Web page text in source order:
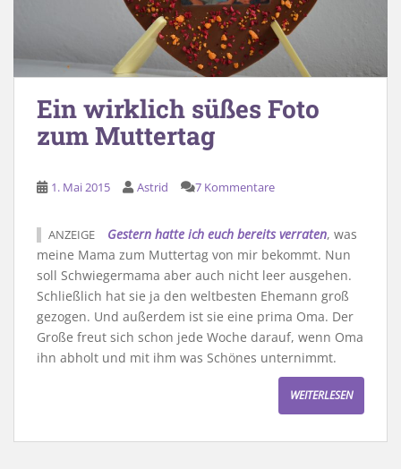
Ein wirklich süßes Foto
zum Muttertag
1. Mai 2015 Astrid 7 Kommentare
ANZEIGE Gestern hatte ich euch bereits verraten, was
meine Mama zum Muttertag von mir bekommt. Nun
soll Schwiegermama aber auch nicht leer ausgehen.
Schließlich hat sie ja den weltbesten Ehemann groß
gezogen. Und außerdem ist sie eine prima Oma. Der
Große freut sich schon jede Woche darauf, wenn Oma
ihn abholt und mit ihm was Schönes unternimmt.
WEITERLESEN